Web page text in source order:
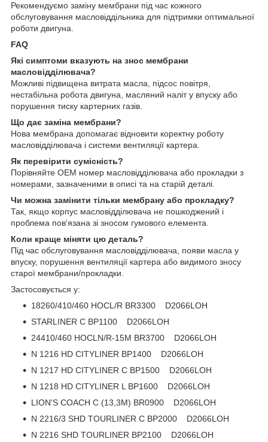
Рекомендуємо заміну мембрани під час кожного
обслуговування масловіддільника для підтримки оптимальної
роботи двигуна.
FAQ
Які симптоми вказують на знос мембрани
масловідділювача?
Можливі підвищена витрата масла, підсос повітря,
нестабільна робота двигуна, масляний наліт у впуску або
порушення тиску картерних газів.
Що дає заміна мембрани?
Нова мембрана допомагає відновити коректну роботу
масловідділювача і системи вентиляції картера.
Як перевірити сумісність?
Порівняйте OEM номер масловідділювача або прокладки з
номерами, зазначеними в описі та на старій деталі.
Чи можна замінити тільки мембрану або прокладку?
Так, якщо корпус масловідділювача не пошкоджений і
проблема пов'язана зі зносом гумового елемента.
Коли краще міняти цю деталь?
Під час обслуговування масловідділювача, появи масла у
впуску, порушення вентиляції картера або видимого зносу
старої мембрани/прокладки.
Застосовується у:
18260/410/460 HOCL/R BR3300 D2066LOH
STARLINER C BP1100 D2066LOH
24410/460 HOCLN/R-15M BR3700 D2066LOH
N 1216 HD CITYLINER BP1400 D2066LOH
N 1217 HD CITYLINER C BP1500 D2066LOH
N 1218 HD CITYLINER L BP1600 D2066LOH
LION'S COACH C (13,3M) BR0900 D2066LOH
N 2216/3 SHD TOURLINER C BP2000 D2066LOH
N 2216 SHD TOURLINER BP2100 D2066LOH